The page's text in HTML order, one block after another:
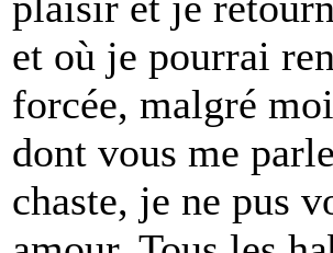
et où je pourrai
forcée, malgré
dont vous me
chaste, je ne pus